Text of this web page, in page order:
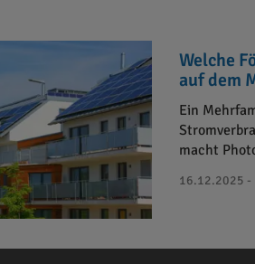
Welche
auf dem
Ein
macht
16.12.2025 -